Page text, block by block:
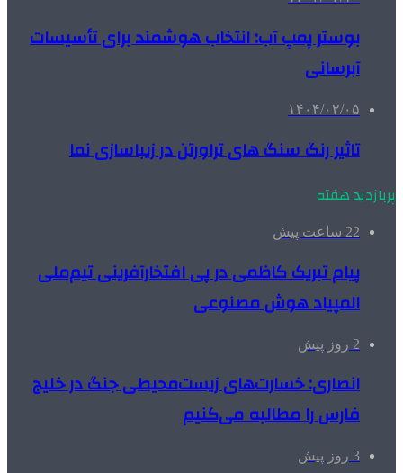
بوستر پمپ آب: انتخاب هوشمند برای تأسیسات
آبرسانی
۱۴۰۴/۰۲/۰۵
تاثیر رنگ سنگ های تراورتن در زیباسازی نما
پربازدید هفته
22 ساعت پیش
پیام تبریک کاظمی در پی افتخارآفرینی تیم‌ملی
المپیاد هوش مصنوعی
2 روز پیش
انصاری: خسارت‌های زیست‌محیطی جنگ در خلیج
فارس را مطالبه‌ می‌کنیم
3 روز پیش